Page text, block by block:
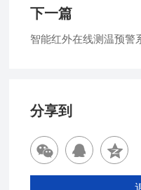
下一篇
智能红外在线测温预警
分享到